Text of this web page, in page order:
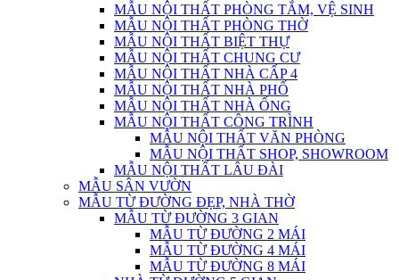
MẪU NỘI THẤT PHÒNG TẮM, VỆ SINH
MẪU NỘI THẤT PHÒNG THỜ
MẪU NỘI THẤT BIỆT THỰ
MẪU NỘI THẤT CHUNG CƯ
MẪU NỘI THẤT NHÀ CẤP 4
MẪU NỘI THẤT NHÀ PHỐ
MẪU NỘI THẤT NHÀ ỐNG
MẪU NỘI THẤT CÔNG TRÌNH
MẪU NỘI THẤT VĂN PHÒNG
MẪU NỘI THẤT SHOP, SHOWROOM
MẪU NỘI THẤT LÂU ĐÀI
MẪU SÂN VƯỜN
MẪU TỪ ĐƯỜNG ĐẸP, NHÀ THỜ
MẪU TỪ ĐƯỜNG 3 GIAN
MẪU TỪ ĐƯỜNG 2 MÁI
MẪU TỪ ĐƯỜNG 4 MÁI
MẪU TỪ ĐƯỜNG 8 MÁI